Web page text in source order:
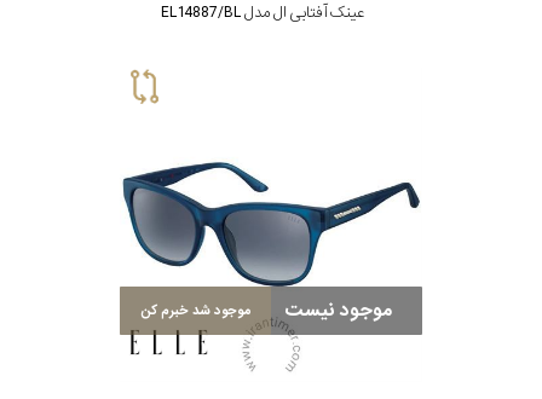
عینک آفتابی ال مدل EL14887/BL
موجود نیست موجود شد خبرم کن